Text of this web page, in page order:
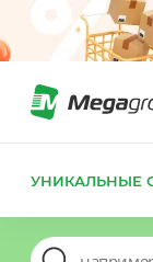
УНИКАЛЬНЫЕ